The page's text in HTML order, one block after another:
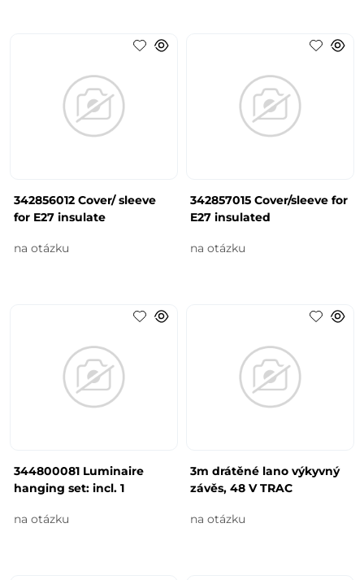
342856012 Cover/ sleeve
for E27 insulate
na otázku
342857015 Cover/sleeve for
E27 insulated
na otázku
344800081 Luminaire
hanging set: incl. 1
na otázku
3m drátěné lano výkyvný
závěs, 48 V TRAC
na otázku